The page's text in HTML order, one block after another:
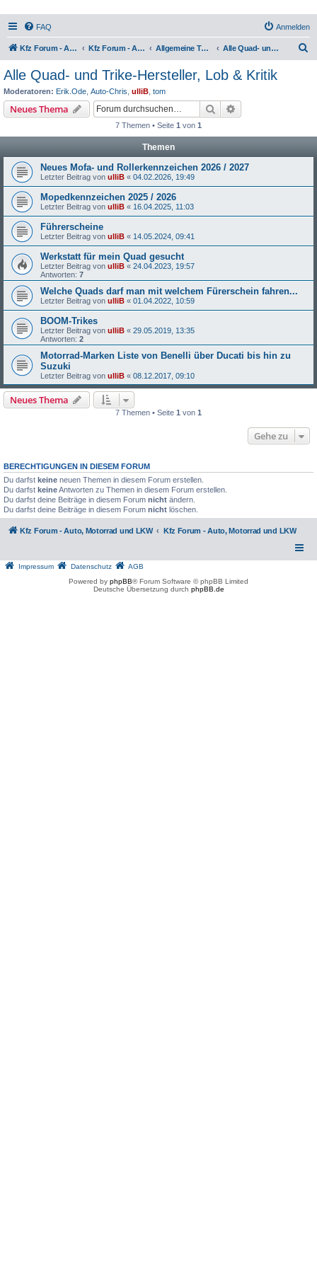
FAQ Anmelden
Kfz Forum - Auto, Motorrad und LKW Kfz Forum - Auto, Motorrad und LKW Allgemeine Themen rund um Motorräder, Trikes, Quads, ATVs, zweirädrige Kleinkrafträder, Mopedautos und Microcars Alle Quad- und Trike-Hersteller, Lob & Kritik
Alle Quad- und Trike-Hersteller, Lob & Kritik
Moderatoren: Erik.Ode Auto-Chris ulliB tom
Neues Thema Suche
7 Themen • Seite 1 von 1
Themen
Neues Mofa- und Rollerkennzeichen 2026 / 2027
Letzter Beitrag von ulliB « 04.02.2026, 19:49
Mopedkennzeichen 2025 / 2026
Letzter Beitrag von ulliB « 16.04.2025, 11:03
Führerscheine
Letzter Beitrag von ulliB « 14.05.2024, 09:41
Werkstatt für mein Quad gesucht
Letzter Beitrag von ulliB « 24.04.2023, 19:57
Antworten: 7
Welche Quads darf man mit welchem Fürerschein fahren...
Letzter Beitrag von ulliB « 01.04.2022, 10:59
BOOM-Trikes
Letzter Beitrag von ulliB « 29.05.2019, 13:35
Antworten: 2
Motorrad-Marken Liste von Benelli über Ducati bis hin zu
Suzuki
Letzter Beitrag von ulliB « 08.12.2017, 09:10
Neues Thema
7 Themen • Seite 1 von 1
Gehe zu
BERECHTIGUNGEN IN DIESEM FORUM
Du darfst keine neuen Themen in diesem Forum erstellen.
Du darfst keineAntworten zu Themen in diesem Forum erstellen.
Du darfst deine Beiträge in diesem Forum nicht ändern.
Du darfst deine Beiträge in diesem Forum nicht löschen.
Kfz Forum - Auto, Motorrad und LKW Kfz Forum - Auto, Motorrad und LKW
Impressum Datenschutz
AGB
Powered by phpBB® Forum Software © phpBB Limited
Deutsche Übersetzung durch phpBB.de